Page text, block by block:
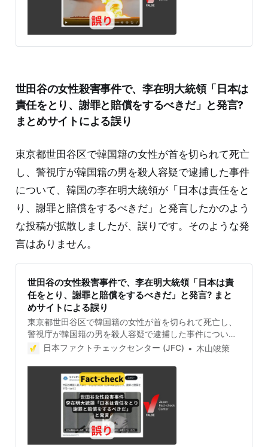
の火災旋風の絵はとはいえデフォルメ入ってるのかなと
思ってたけど、まんま一緒だったのか。。。」や「なに
これ？@grok」「どう考えてもAIやんwこれ本物だと思
り方などが一致している。 画像は、米国海洋大気庁ウェ
ブサイトの「ストーリーマップ：竜巻街道の内側
（Story map: Inside Tornado Alley）」とい
世田谷の女性殺害事件で、李在明大統領「日本は
責任をとり、謝罪と賠償をするべきだ」と発言?
まとめサイトによる誤り
東京都世田谷区で韓国籍の女性が首を切られて死亡
し、警視庁が韓国籍の男を殺人容疑で逮捕した事件
について、韓国の李在明大統領が「日本は責任をと
り、謝罪と賠償をするべきだ」と発言したかのよう
な投稿が拡散しましたが、誤りです。そのような発
言はありません。
世田谷の女性殺害事件で、李在明大統領「日本は責
任をとり、謝罪と賠償をするべきだ」と発言? まと
めサイトによる誤り
東京都世田谷区で韓国籍の女性が首を切られて死亡し、
警視庁が韓国籍の男を殺人容疑で逮捕した事件につい
て、韓国の李在明大統領が「日本は責任をとり、謝罪と
ましたが、誤りです。そのような発言はありません。 検
証対象 2025年9月1日、世田谷の女性殺害事件を受け
て、李大統領が「日本は責任をとり、謝罪と賠償をする
べきだ」と発言したかのような投稿が拡散した。 9月2
日現在、この投稿は1100件以上リポストされ、表示回数
は17万回を超える。投稿について「韓国人同士だろ？」
「意味分からない」というコメントの一方で「『小見だ
日本ファクトチェックセンター (JFC) 木山竣策